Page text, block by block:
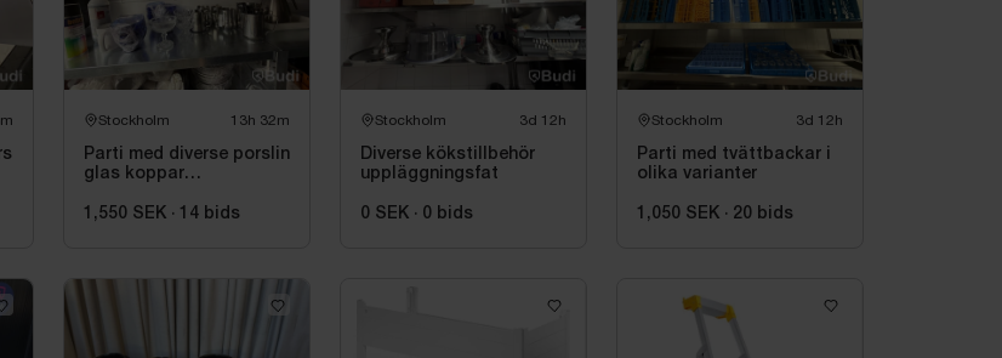
Stockholm 13h 32m
Parti med diverse porslin
glas koppar
1,550 SEK · 14 bids
Stockholm 3d 12h
Diverse kökstillbehör
uppläggningsfat
0 SEK · 0 bids
Stockholm 3d 12h
Parti med tvättbackar i
olika varianter
1,050 SEK · 20 bids